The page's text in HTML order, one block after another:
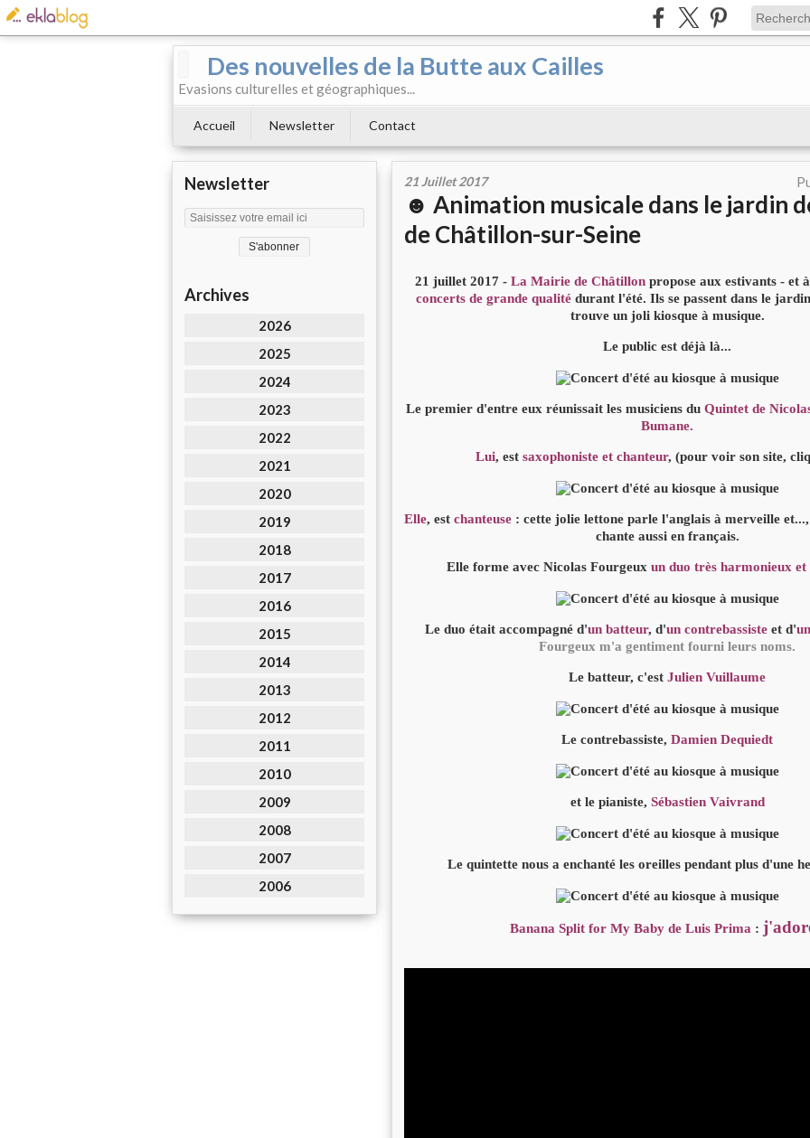
Des nouvelles de la Butte aux Cailles
Evasions culturelles et géographiques...
Accueil Newsletter Contact
Newsletter
Archives
2026
2025
2024
2023
2022
2021
2020
2019
2018
2017
2016
2015
2014
2013
2012
2011
2010
2009
2008
2007
2006
21 Juillet 2017
☻ Animation musicale dans le jardin
de Châtillon-sur-Seine
21 juillet 2017 - La Mairie de Châtillon propose aux estivants - et
concerts de grande qualitédurant l'été. Ils se passent dans le
trouve un joli kiosque à musique.
Le public est déjà là...
Le premier d'entre eux réunissait les musiciens du Quintet de
Bumane.
Lui, est saxophoniste et chanteur, (pour voir son site,
Elle, est chanteuse : cette jolie lettone parle l'anglais à merveille
chante aussi en français.
Elle forme avec Nicolas Fourgeux un duo très harmonieux et
Le duo était accompagné d'un batteur, d'un contrebassisteet d'
Fourgeux m'a gentiment fourni leurs noms.
Le batteur, c'est Julien Vuillaume
Le contrebassiste, Damien Dequiedt
et le pianiste, Sébastien Vaivrand
Le quintette nous a enchanté les oreilles pendant plus d'une
Banana Split for My Baby de Luis Prima: